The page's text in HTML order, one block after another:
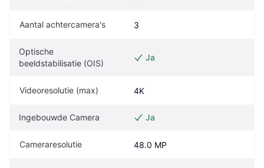
Aantal achtercamera's 3
Optische
beeldstabilisatie (OIS)
Ja
Videoresolutie (max) 4K
Ingebouwde Camera Ja
Cameraresolutie 48.0 MP